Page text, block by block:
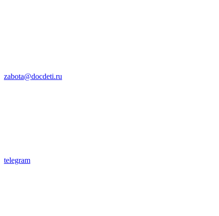
zabota@docdeti.ru
telegram